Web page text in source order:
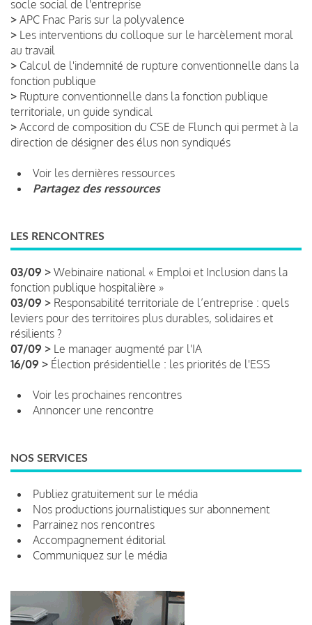
socle social de l'entreprise
> APC Fnac Paris sur la polyvalence
> Les interventions du colloque sur le harcèlement moral
au travail
> Calcul de l'indemnité de rupture conventionnelle dans la
fonction publique
> Rupture conventionnelle dans la fonction publique
territoriale, un guide syndical
> Accord de composition du CSE de Flunch qui permet à la
direction de désigner des élus non syndiqués
Voir les dernières ressources
Partagez des ressources
LES RENCONTRES
03/09 > Webinaire national « Emploi et Inclusion dans la
fonction publique hospitalière »
03/09 > Responsabilité territoriale de l’entreprise : quels
leviers pour des territoires plus durables, solidaires et
résilients ?
07/09 > Le manager augmenté par l'IA
16/09 > Élection présidentielle : les priorités de l'ESS
Voir les prochaines rencontres
Annoncer une rencontre
NOS SERVICES
Publiez gratuitement sur le média
Nos productions journalistiques sur abonnement
Parrainez nos rencontres
Accompagnement éditorial
Communiquez sur le média